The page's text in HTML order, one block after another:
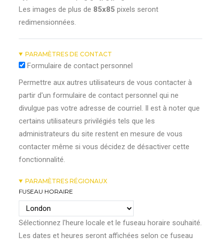
Les images de plus de 85x85 pixels seront
redimensionnées.
PARAMÈTRES DE CONTACT
Formulaire de contact personnel
Permettre aux autres utilisateurs de vous contacter à
partir d'un formulaire de contact personnel qui ne
divulgue pas votre adresse de courriel. Il est à noter que
certains utilisateurs privilégiés tels que les
administrateurs du site restent en mesure de vous
contacter même si vous décidez de désactiver cette
fonctionnalité.
PARAMÈTRES RÉGIONAUX
FUSEAU HORAIRE
Sélectionnez l'heure locale et le fuseau horaire souhaité.
Les dates et heures seront affichées selon ce fuseau